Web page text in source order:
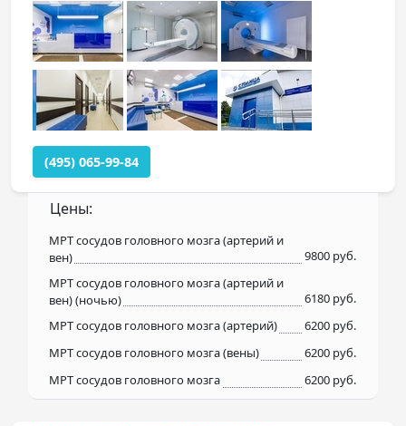
(495) 065-99-84
Цены:
МРТ сосудов головного мозга (артерий и
вен)
9800 руб.
МРТ сосудов головного мозга (артерий и
вен) (ночью)
6180 руб.
МРТ сосудов головного мозга (артерий)
6200 руб.
МРТ сосудов головного мозга (вены)
6200 руб.
МРТ сосудов головного мозга
6200 руб.